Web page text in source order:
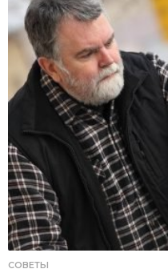
СОВЕТЫ